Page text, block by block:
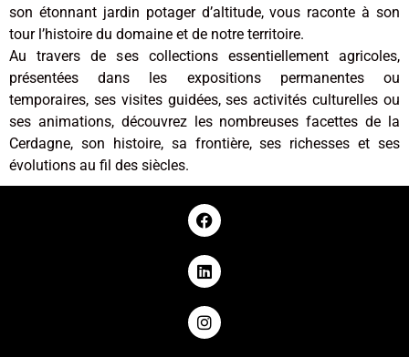
son étonnant jardin potager d’altitude, vous raconte à son
tour l’histoire du domaine et de notre territoire.
Au travers de ses collections essentiellement agricoles,
présentées dans les expositions permanentes ou
temporaires, ses visites guidées, ses activités culturelles ou
ses animations, découvrez les nombreuses facettes de la
Cerdagne, son histoire, sa frontière, ses richesses et ses
évolutions au fil des siècles.